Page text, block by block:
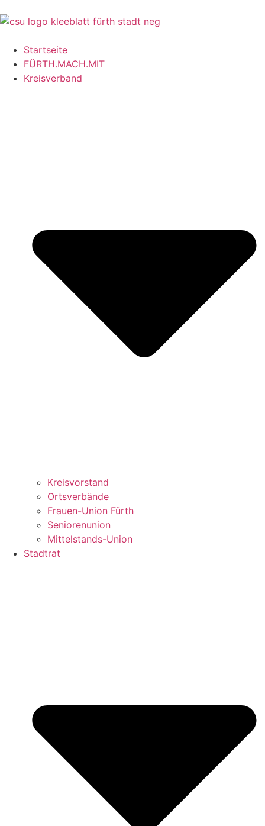
Startseite
FÜRTH.MACH.MIT
Kreisverband
Kreisvorstand
Ortsverbände
Frauen-Union Fürth
Seniorenunion
Mittelstands-Union
Stadtrat